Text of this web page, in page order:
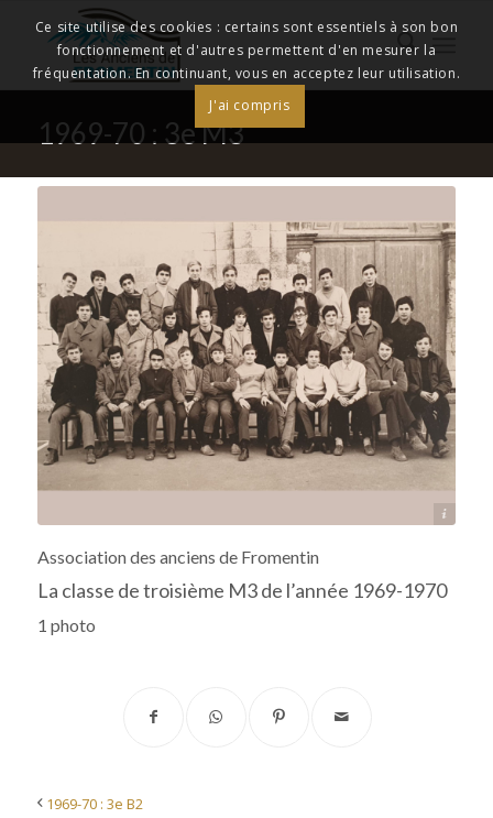
1969-70 : 3e M3
Association des anciens de Fromentin
La classe de troisième M3 de l’année 1969-1970
1 photo
1969-70 : 3e B2
Ce site utilise des cookies : certains sont essentiels à son bon
fonctionnement et d'autres permettent d'en mesurer la
fréquentation. En continuant, vous en acceptez leur utilisation.
J'ai compris